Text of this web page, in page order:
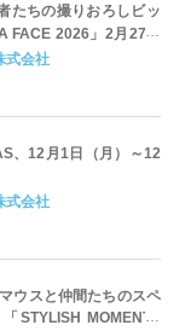
たちの撮りおろしビッ
FACE 2026」2月27日
式会社
、12月1日（月）～12
式会社
ウスと仲間たちのスペ
STYLISH MOMENTS